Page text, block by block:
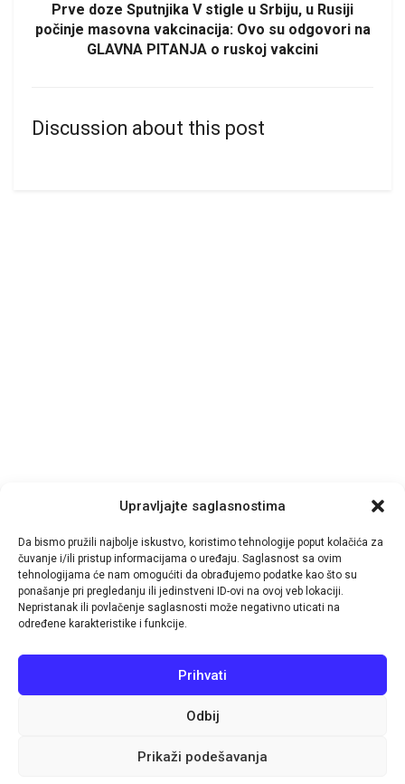
Upravljajte saglasnostima
Da bismo pružili najbolje iskustvo, koristimo tehnologije poput kolačića za
čuvanje i/ili pristup informacijama o uređaju. Saglasnost sa ovim
tehnologijama će nam omogućiti da obrađujemo podatke kao što su
ponašanje pri pregledanju ili jedinstveni ID-ovi na ovoj veb lokaciji.
Nepristanak ili povlačenje saglasnosti može negativno uticati na
određene karakteristike i funkcije.
Prihvati
Odbij
Prikaži podešavanja
Prve doze Sputnjika V stigle u Srbiju, u Rusiji
počinje masovna vakcinacija: Ovo su odgovori na
GLAVNA PITANJA o ruskoj vakcini
Discussion about this post
© 2026TutinPRESS- by-IT-Impuls
Navigacija
Aktuelno